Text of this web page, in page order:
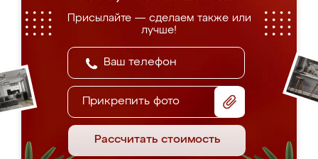
Присылайте — сделаем также или
лучше!
Прикрепить фото
Рассчитать стоимость